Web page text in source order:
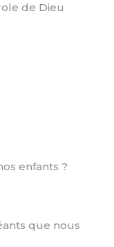
de Dieu
enfants ?
que nous